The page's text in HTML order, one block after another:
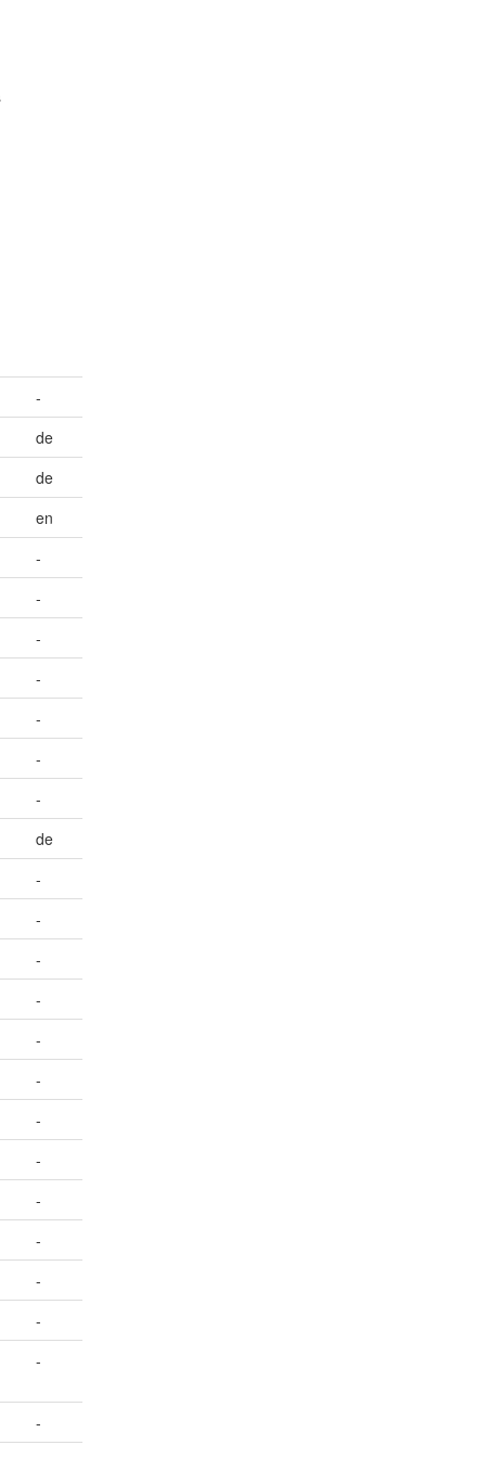
-
de
de
en
-
-
-
-
-
-
-
de
-
-
-
-
-
-
-
-
-
-
-
-
-
-